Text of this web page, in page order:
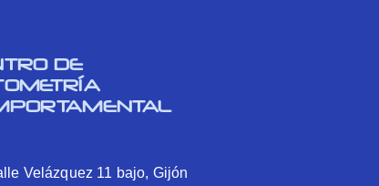
DE
Velázquez 11 bajo, Gijón